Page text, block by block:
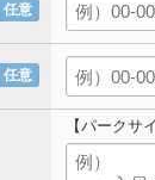
任意
任意
【パークサ